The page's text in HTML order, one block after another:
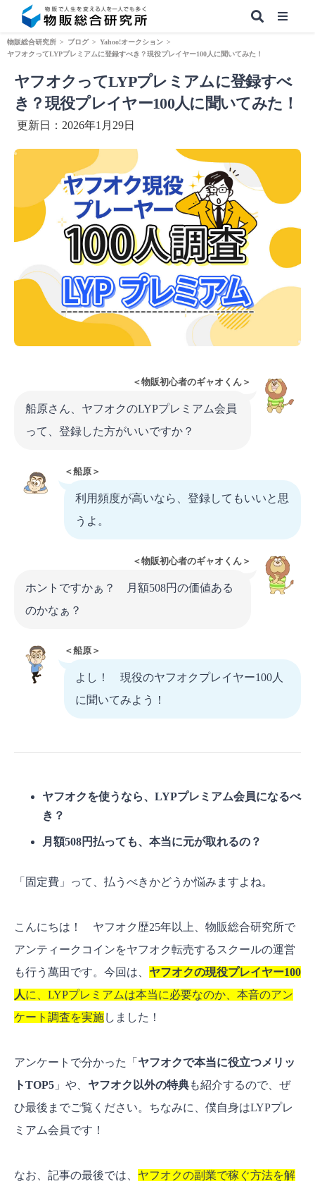
【無料】副業&本業 物販ノウハウ
物販総合研究所 > ブログ > Yahoo!オークション >
ヤフオクってLYPプレミアムに登録すべき？現役プレイヤー100人に聞いてみた！
ヤフオクってLYPプレミアムに登録すべ
き？現役プレイヤー100人に聞いてみた！
更新日：2026年1月29日
＜物販初心者のギャオくん＞
船原さん、ヤフオクのLYPプレミアム会員
って、登録した方がいいですか？
＜船原＞
利用頻度が高いなら、登録してもいいと思
うよ。
＜物販初心者のギャオくん＞
ホントですかぁ？ 月額508円の価値ある
のかなぁ？
＜船原＞
よし！ 現役のヤフオクプレイヤー100人
に聞いてみよう！
ヤフオクを使うなら、LYPプレミアム会員になるべ
き？
月額508円払っても、本当に元が取れるの？
「固定費」って、払うべきかどうか悩みますよね。
こんにちは！ ヤフオク歴25年以上、物販総合研究所で
アンティークコインをヤフオク転売するスクールの運営
も行う萬田です。今回は、 ヤフオクの現役プレイヤー100
人に、LYPプレミアムは本当に必要なのか、本音のアン
ケート調査を実施しました！
アンケートで分かった「 ヤフオクで本当に役立つメリッ
トTOP5 」や、 ヤフオク以外の特典も紹介するので、ぜ
ひ最後までご覧ください。ちなみに、僕自身はLYPプレ
ミアム会員です！
なお、記事の最後では、 ヤフオクの副業で稼ぐ方法を解